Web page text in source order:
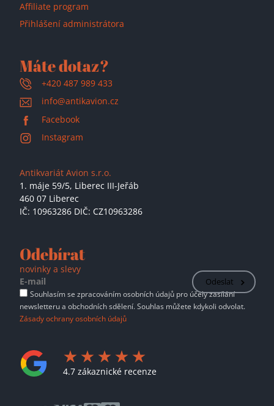
Affiliate program
Přihlášení administrátora
Máte dotaz?
+420 487 989 433
info@antikavion.cz
Facebook
Instagram
Antikvariát Avion s.r.o.
1. máje 59/5, Liberec III-Jeřáb
460 07 Liberec
IČ: 10963286 DIČ: CZ10963286
Odebírat
novinky a slevy
Odeslat
Souhlasím se zpracováním osobních údajů pro účely zasílání
newsletteru a obchodních sdělení. Souhlas můžete kdykoli odvolat.
Zásady ochrany osobních údajů
4.7 zákaznické recenze